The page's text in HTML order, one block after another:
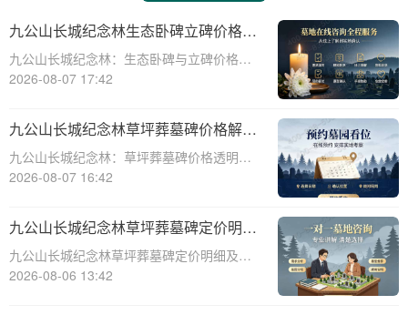
九公山长城纪念林生态卧碑立碑价格表
详解及活动期赠安葬配套福利解析
九公山长城纪念林：生态卧碑与立碑价格及
活动期赠送配套服务全解析☎ 九公山陵园电
地，九公山长城纪念林凭借其得天独厚的地
理位置和优越的自然环境，成为众
2026-08-07 17:42
九公山长城纪念林草坪葬墓碑价格解析
及赠予绿植养护服务详解
九公山长城纪念林：草坪葬墓碑价格透明，
赠送绿植养护服务☎ 九公山陵园电话:400-
纪念林地之一，致力于为逝者提供环保、庄
重的安葬选择。草坪葬墓碑作为一种
2026-08-07 16:42
九公山长城纪念林草坪葬墓碑定价明细
活动赠绿植养护服务详解
九公山长城纪念林草坪葬墓碑定价明细及活
动赠绿植养护服务详解☎ 九公山陵园电
2026-08-06 13:42